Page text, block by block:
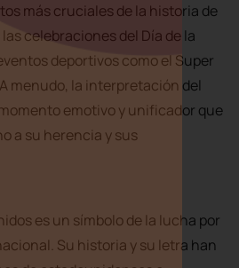
más cruciales de la historia de
celebraciones del Día de la
deportivos como el Super
menudo, la interpretación del
emotivo y unificador que
a su herencia y sus
es un símbolo de la lucha por
Su historia y su letra han